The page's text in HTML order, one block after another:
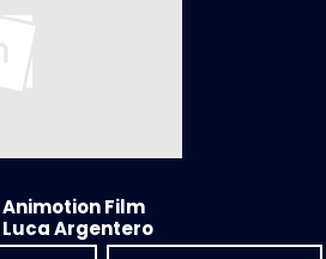
Film
Argentero